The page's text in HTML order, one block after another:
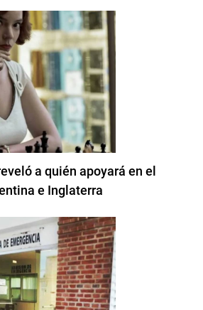
a quién apoyará en el
e Inglaterra